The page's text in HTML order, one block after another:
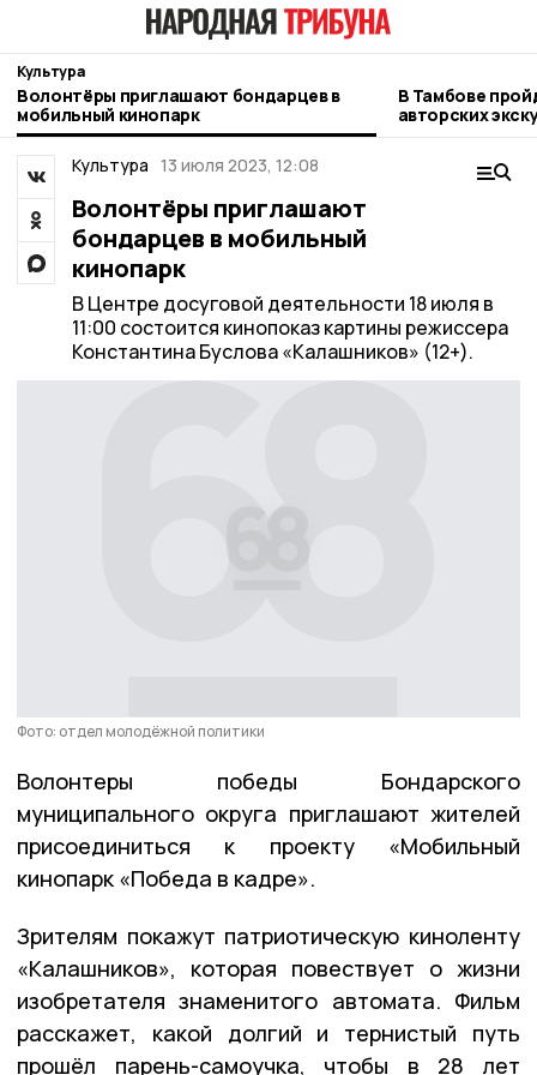
Культура
Волонтёры приглашают бондарцев в
мобильный кинопарк
В Тамбове
авторских
Культура 13 июля 2023, 12:08
Волонтёры приглашают
бондарцев в мобильный
кинопарк
В Центре досуговой деятельности 18 июля в
11:00 состоится кинопоказ картины режиссера
Константина Буслова «Калашников» (12+).
Фото: отдел молодёжной политики
Волонтеры победы Бондарского
муниципального округа приглашают жителей
присоединиться к проекту «Мобильный
кинопарк «Победа в кадре».
Зрителям покажут патриотическую киноленту
«Калашников», которая повествует о жизни
изобретателя знаменитого автомата. Фильм
расскажет, какой долгий и тернистый путь
прошёл парень-самоучка, чтобы в 28 лет